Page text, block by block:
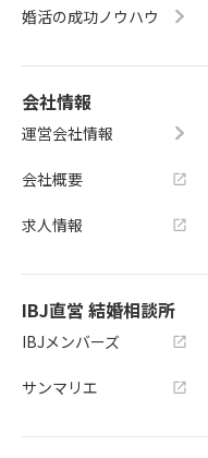
婚活の成功ノウハウ
会社情報
運営会社情報
会社概要
求人情報
IBJ直営 結婚相談所
IBJメンバーズ
サンマリエ